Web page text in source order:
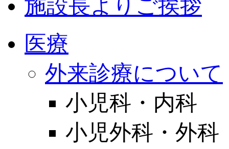
施設長よりご挨拶
医療
外来診療について
小児科・内科
小児外科・外科